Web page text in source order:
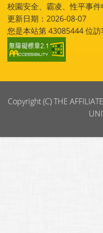
校園安全、霸凌、性平事
更新日期：2026-08-07
您是本站第43085444位訪
Copyright (C) THE